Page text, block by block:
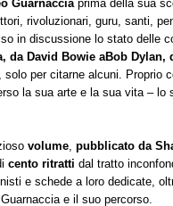
Guarnaccia prima della sua
rivoluzionari, guru, santi,
in discussione lo stato delle
da David Bowie aBob Dylan,
solo per citarne alcuni. Proprio
la sua arte e la sua vita – lo
volume, pubblicato da
cento ritratti dal tratto
e schede a loro dedicate,
e il suo percorso.